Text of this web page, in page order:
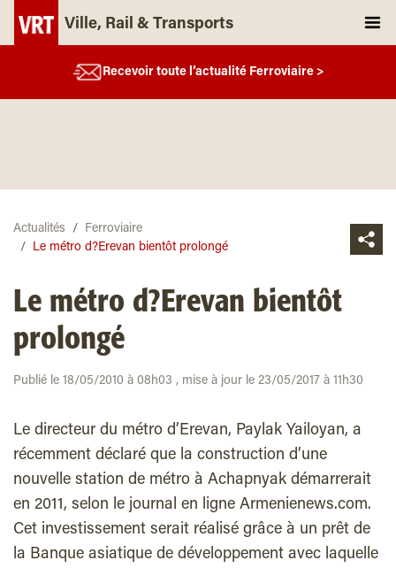
Ville, Rail & Transports
Recevoir toute l’actualité Ferroviaire >
Actualités
Ferroviaire
Le métro d?Erevan bientôt prolongé
Le métro d?Erevan bientôt
prolongé
Publié le 18/05/2010 à 08h03 , mise à jour le 23/05/2017 à 11h30
Le directeur du métro d’Erevan, Paylak Yailoyan, a
récemment déclaré que la construction d’une
nouvelle station de métro à Achapnyak démarrerait
en 2011, selon le journal en ligne Armenienews.com.
Cet investissement serait réalisé grâce à un prêt de
la Banque asiatique de développement avec laquelle